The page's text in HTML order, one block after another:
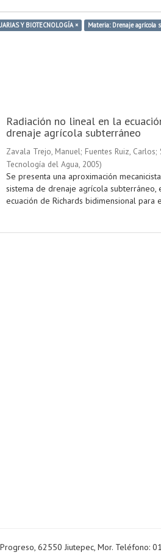
Y BIOTECNOLOGÍA × Materia: Drenaje agrícola
Radiación no lineal en la
drenaje agrícola subterráneo
Zavala Trejo, Manuel; Fuentes Ruiz, Carlos;
Tecnología del Agua, 2005)
Se presenta una aproximación
sistema de drenaje agrícola
ecuación de Richards bidimensional para
62550 Jiutepec, Mor. Teléfono: